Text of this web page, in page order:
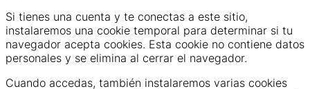
Si tienes una cuenta y te conectas a este sitio,
instalaremos una cookie temporal para determinar si tu
navegador acepta cookies. Esta cookie no contiene datos
personales y se elimina al cerrar el navegador.
Cuando accedas, también instalaremos varias cookies